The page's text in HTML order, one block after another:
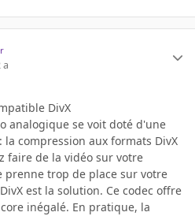
a
DivX
analogique se voit doté d'une
compression aux formats DivX
faire de la vidéo sur votre
prenne trop de place sur votre
est la solution. Ce codec offre
inégalé. En pratique, la